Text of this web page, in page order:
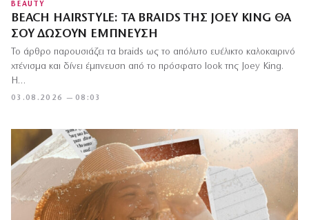
BEAUTY
BEACH HAIRSTYLE: ΤΑ BRAIDS ΤΗΣ JOEY KING ΘΑ
ΣΟΥ ΔΏΣΟΥΝ ΈΜΠΝΕΥΣΗ
03.08.2026 — 08:03
Το άρθρο παρουσιάζει τα braids ως το απόλυτο ευέλικτο καλοκαιρινό
χτένισμα και δίνει έμπνευση από το πρόσφατο look της Joey King.
Η…